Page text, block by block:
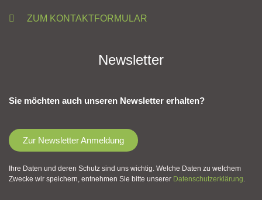
ZUM KONTAKTFORMULAR
Newsletter
Sie möchten auch unseren Newsletter erhalten?
Zur Newsletter Anmeldung
Ihre Daten und deren Schutz sind uns wichtig. Welche Daten zu welchem
Zwecke wir speichern, entnehmen Sie bitte unserer Datenschutzerklärung.